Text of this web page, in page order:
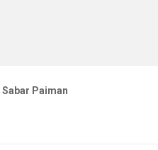
Sabar Paiman